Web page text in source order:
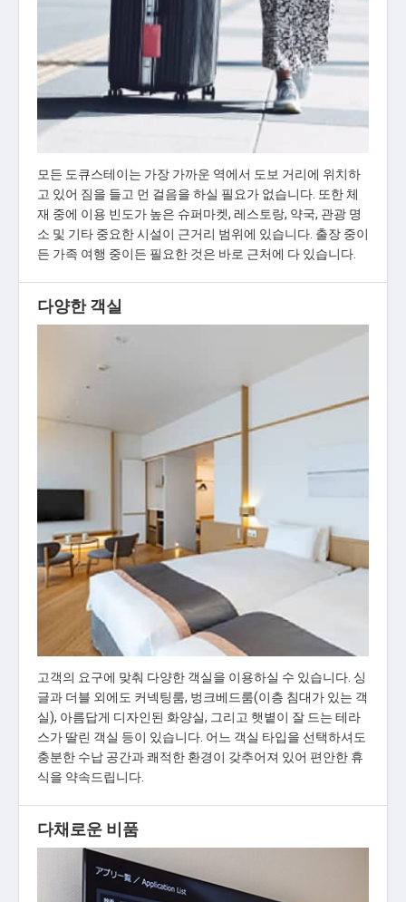
모든 도큐스테이는 가장 가까운 역에서 도보 거리에 위치하
고 있어 짐을 들고 먼 걸음을 하실 필요가 없습니다. 또한 체
재 중에 이용 빈도가 높은 슈퍼마켓, 레스토랑, 약국, 관광 명
소 및 기타 중요한 시설이 근거리 범위에 있습니다. 출장 중이
든 가족 여행 중이든 필요한 것은 바로 근처에 다 있습니다.
다양한 객실
고객의 요구에 맞춰 다양한 객실을 이용하실 수 있습니다. 싱
글과 더블 외에도 커넥팅룸, 벙크베드룸(이층 침대가 있는 객
실), 아름답게 디자인된 화양실, 그리고 햇볕이 잘 드는 테라
스가 딸린 객실 등이 있습니다. 어느 객실 타입을 선택하셔도
충분한 수납 공간과 쾌적한 환경이 갖추어져 있어 편안한 휴
식을 약속드립니다.
다채로운 비품